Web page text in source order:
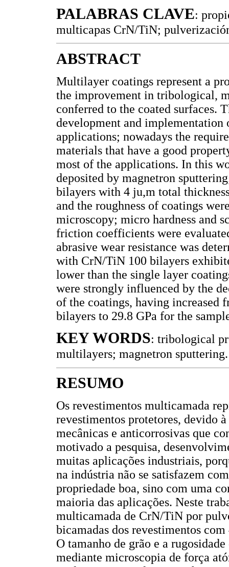
PALABRAS CLAVE:
multicapas CrN/TiN;
ABSTRACT
Multilayer coatings represent a
the improvement in tribological,
conferred to the coated surfaces.
development and
applications; nowadays the
materials that have a good
most of the applications. In this
deposited by magnetron
bilayers with 4 ju,m total
and the roughness of coatings
microscopy; micro hardness and
friction coefficients were
abrasive wear resistance was
with CrN/TiN 100 bilayers
lower than the single layer
were strongly influenced by the
of the coatings, having increased
bilayers to 29.8 GPa for the
KEY WORDS: tribological
multilayers; magnetron sputtering.
RESUMO
Os revestimentos multicamada
revestimentos protetores, devido
mecânicas e anticorrosivas que
motivado a pesquisa,
muitas aplicações industriais,
na indústria não se satisfazem
propriedade boa, sino com uma
maioria das aplicações. Neste
multicamada de CrN/TiN por
bicamadas dos revestimentos
O tamanho de grão e a
mediante microscopia de força